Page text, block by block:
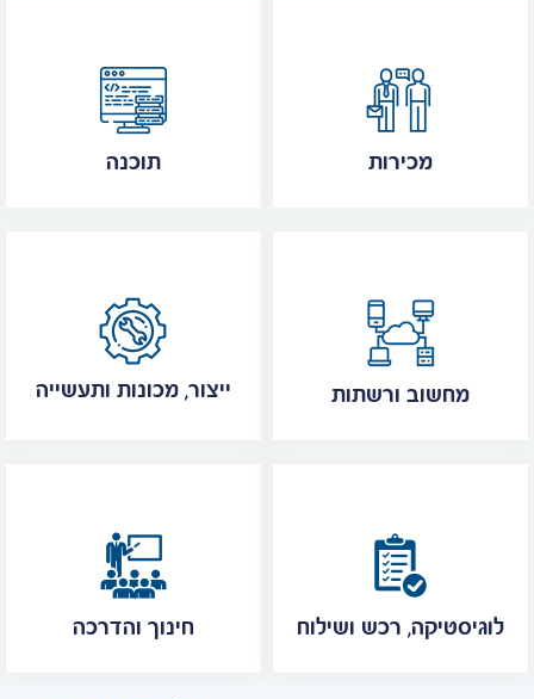
תוכנה מכירות
ייצור, מכונות ותעשייה מחשוב ורשתות
חינוך והדרכה לוגיסטיקה, רכש ושילוח